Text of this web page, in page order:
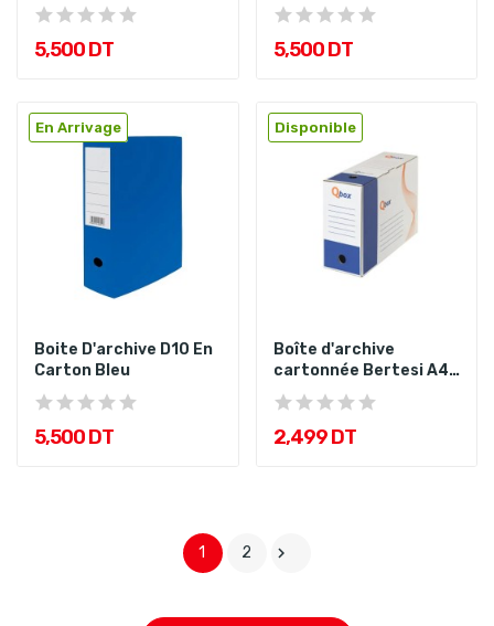
5,500 DT 5,500 DT
En Arrivage
Boite D'archive D10 En
Carton Bleu
5,500 DT
Disponible
Boîte d'archive
cartonnée Bertesi A4
dos 100
2,499 DT
1 2 